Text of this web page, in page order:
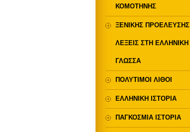
ΚΟΜΟΤΗΝΗΣ
ΞΕΝΙΚΗΣ ΠΡΟΕΛΕΥΣΗΣ
ΛΕΞΕΙΣ ΣΤΗ ΕΛΛΗΝΙΚΗ
ΓΛΩΣΣΑ
ΠΟΛΥΤΙΜΟΙ ΛΙΘΟΙ
ΕΛΛΗΝΙΚΗ ΙΣΤΟΡΙΑ
ΠΑΓΚΟΣΜΙΑ ΙΣΤΟΡΙΑ